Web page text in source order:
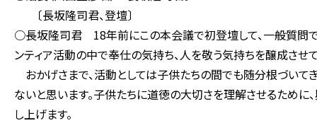
〔長坂隆司君、登壇〕
○長坂隆司君 18年前にこの本会議で初登壇して、一般質問で
ンティア活動の中で奉仕の気持ち、人を敬う気持ちを醸成させ
おかげさまで、活動としては子供たちの間でも随分根づいて
ないと思います。子供たちに道徳の大切さを理解させるため
し上げます。